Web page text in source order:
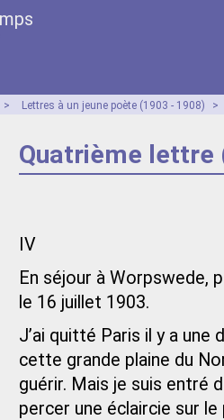
> Lettres à un jeune poète (1903 - 1908) >
Quatrième lettre
IV
En séjour à Worpswede,
le 16 juillet 1903.
J’ai quitté Paris il y a
cette grande plaine du
guérir. Mais je suis entré
percer une éclaircie sur